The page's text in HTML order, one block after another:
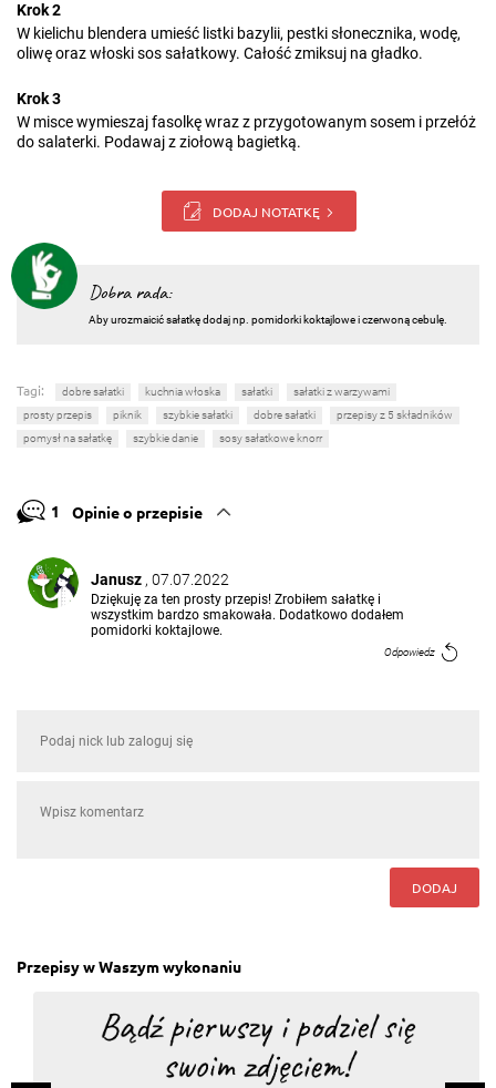
Krok 2
W kielichu blendera umieść listki bazylii, pestki słonecznika, wodę,
oliwę oraz włoski sos sałatkowy. Całość zmiksuj na gładko.
Krok 3
W misce wymieszaj fasolkę wraz z przygotowanym sosem i przełóż
do salaterki. Podawaj z ziołową bagietką.
DODAJ NOTATKĘ
Dobra rada:
Aby urozmaicić sałatkę dodaj np. pomidorki koktajlowe i czerwoną cebulę.
Tagi: dobre sałatki kuchnia włoska sałatki
sałatki z warzywami
prosty przepis
piknik szybkie sałatki dobre sałatki
przepisy z 5 składników
pomysł na sałatkę
szybkie danie sosy sałatkowe knorr
1 Opinie o przepisie
Janusz , 07.07.2022
Dziękuję za ten prosty przepis! Zrobiłem sałatkę i
wszystkim bardzo smakowała. Dodatkowo dodałem
pomidorki koktajlowe.
Odpowiedz
DODAJ
Przepisy w Waszym wykonaniu